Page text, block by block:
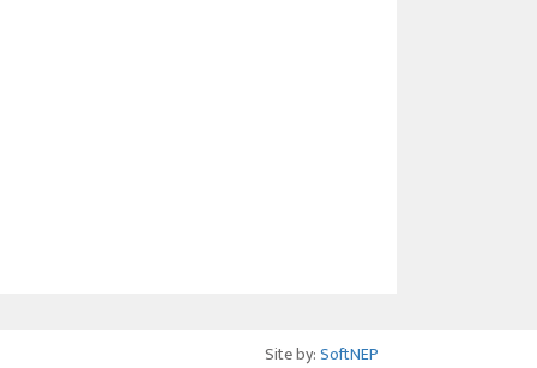
Site by:SoftNEP